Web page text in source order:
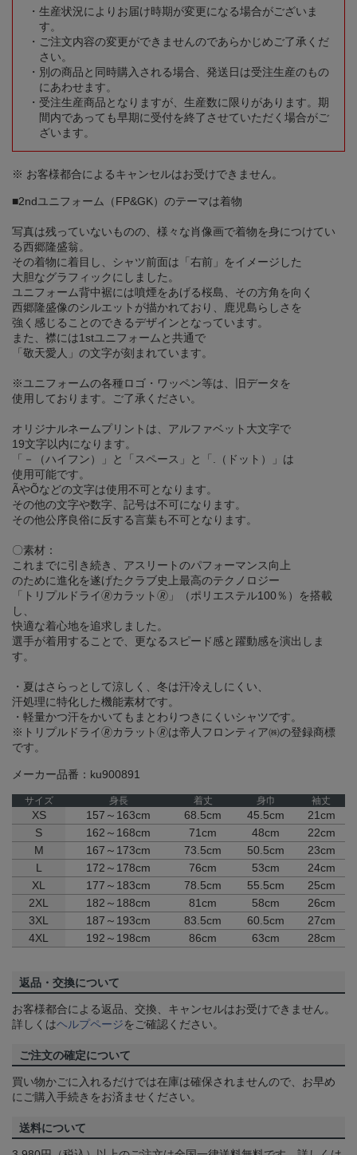
生産状況によりお届け時期が変更になる場合がございま
す。
ご注文内容の変更ができませんのであらかじめご了承くだ
さい。
別の商品と同時購入される場合、発送日は受注生産のもの
にあわせます。
受注生産商品となりますが、生産数に限りがあります。期
間内であっても早期に受付を終了させていただく場合がご
ざいます。
※ お客様都合によるキャンセルはお受けできません。
■2ndユニフォーム（FP&GK）のテーマは着物
写真は残っていないものの、様々な肖像画で着物を身につけてい
る西郷隆盛翁。
その着物に着目し、シャツ前面は「右前」をイメージした
大胆なグラフィックにしました。
ユニフォーム背中裾には噴煙をあげる桜島、その方角を向く
西郷隆盛像のシルエットが描かれており、鹿児島らしさを
強く感じることのできるデザインとなっています。
また、襟には1stユニフォームと共通で
「敬天愛人」の文字が刻まれています。
※ユニフォームの各種ロゴ・ワッペン等は、旧データを
使用しております。ご了承ください。
オリジナルネームプリントは、アルファベット大文字で
19文字以内になります。
「－（ハイフン）」と「スペース」と「.（ドット）」は
使用可能です。
ÃやÕなどの文字は使用不可となります。
その他の文字や数字、記号は不可になります。
その他公序良俗に反する言葉も不可となります。
〇素材：
これまでに引き続き、アスリートのパフォーマンス向上
のために進化を遂げたクラブ史上最高のテクノロジー
「トリプルドライ🄬カラット🄬」（ポリエステル100％）を搭載
し、
快適な着心地を追求しました。
選手が着用することで、更なるスピード感と躍動感を演出しま
す。
・夏はさらっとして涼しく、冬は汗冷えしにくい、
汗処理に特化した機能素材です。
・軽量かつ汗をかいてもまとわりつきにくいシャツです。
※トリプルドライ🄬カラット🄬は帝人フロンティア㈱の登録商標
です。
メーカー品番：ku900891
サイズ 身長 着丈 身巾 袖丈
XS 157～163cm 68.5cm 45.5cm
21cm
S
162～168cm 71cm 48cm
22cm
M
167～173cm 73.5cm 50.5cm
23cm
L
172～178cm 76cm 53cm
24cm
XL
177～183cm 78.5cm 55.5cm
25cm
2XL
182～188cm 81cm 58cm
26cm
3XL
187～193cm 83.5cm 60.5cm
27cm
4XL
192～198cm 86cm 63cm 28cm
返品・交換について
お客様都合による返品、交換、キャンセルはお受けできません。
詳しくはヘルプページをご確認ください。
ご注文の確定について
買い物かごに入れるだけでは在庫は確保されませんので、お早め
にご購入手続きをお済ませください。
送料について